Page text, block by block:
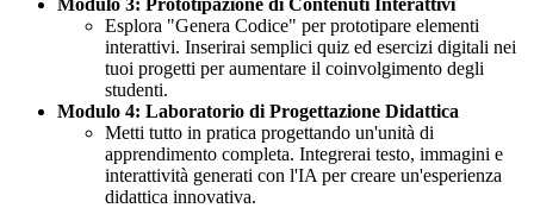
Esplora "Genera Codice" per prototipare elementi
interattivi. Inserirai semplici quiz ed esercizi digitali nei
tuoi progetti per aumentare il coinvolgimento degli
studenti.
Modulo 4: Laboratorio di Progettazione Didattica
Metti tutto in pratica progettando un'unità di
apprendimento completa. Integrerai testo, immagini e
interattività generati con l'IA per creare un'esperienza
didattica innovativa.